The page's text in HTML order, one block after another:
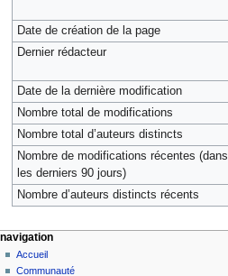
Date de création de la page
Dernier rédacteur
Date de la dernière modification
Nombre total de modifications
Nombre total d’auteurs distincts
Nombre de modifications récentes (dans
les derniers 90 jours)
Nombre d’auteurs distincts récents
navigation
Accueil
Communauté